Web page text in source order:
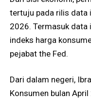
tertuju pada rilis data
2026. Termasuk data
indeks harga
pejabat the Fed.
Dari dalam negeri,
Konsumen bulan